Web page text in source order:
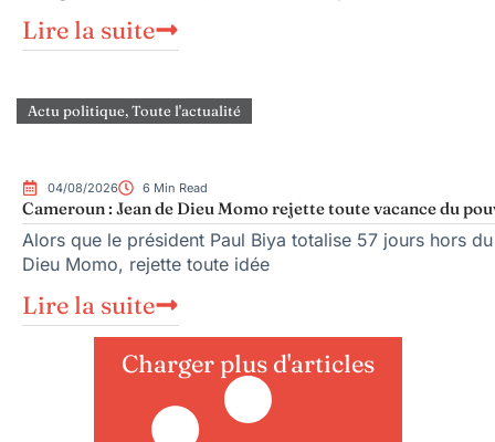
Lire la suite
Actu politique,Toute l'actualité
04/08/2026 6 Min Read
Cameroun : Jean de Dieu Momo rejette toute vacance du
Alors que le président Paul Biya totalise 57 jours hors
Dieu Momo, rejette toute idée
Lire la suite
Charger plus d'articles